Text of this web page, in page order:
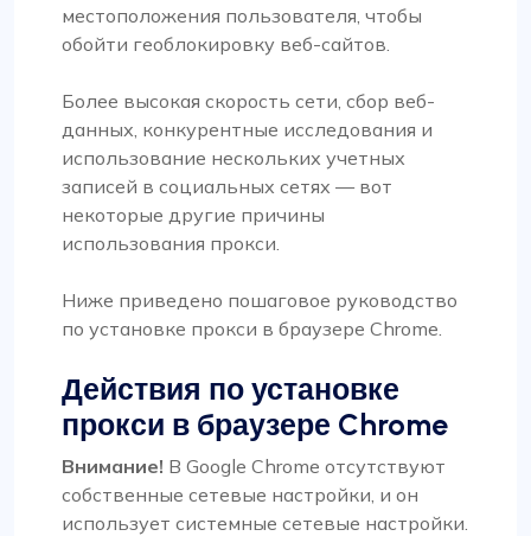
местоположения пользователя, чтобы
обойти геоблокировку веб-сайтов.
Более высокая скорость сети, сбор веб-
данных, конкурентные исследования и
использование нескольких учетных
записей в социальных сетях — вот
некоторые другие причины
использования прокси.
Ниже приведено пошаговое руководство
по установке прокси в браузере Chrome.
Действия по установке
прокси в браузере Chrome
Внимание! В Google Chrome отсутствуют
собственные сетевые настройки, и он
использует системные сетевые настройки.